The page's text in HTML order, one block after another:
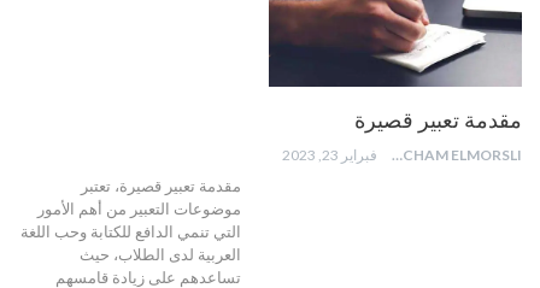
مقدمة تعبير قصيرة
HICHAM ELMORSLI فبراير 23, 2023
مقدمة تعبير قصيرة، تعتبر
موضوعات التعبير من أهم الأمور
التي تنمي الدافع للكتابة وحب اللغة
العربية لدى الطلاب، حيث
تساعدهم على زيادة قامسهم